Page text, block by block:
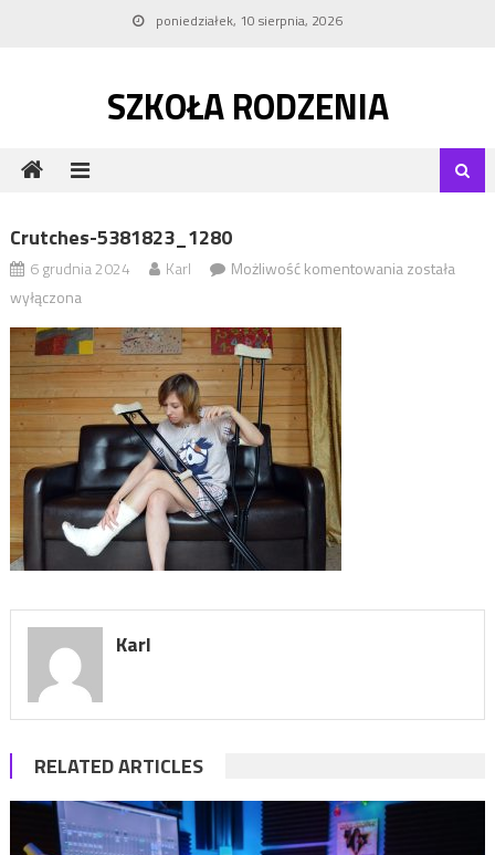
poniedziałek, 10 sierpnia, 2026
SZKOŁA RODZENIA
Crutches-5381823_1280
6 grudnia 2024 Karl Możliwość komentowaniacrutches-
została
wyłączona
Karl
RELATED ARTICLES